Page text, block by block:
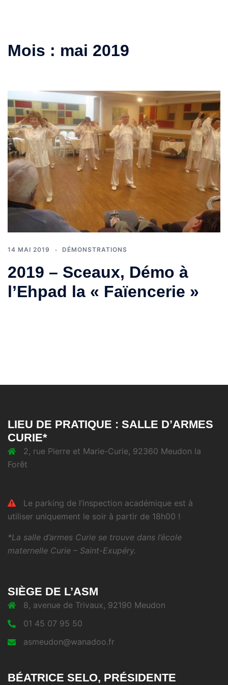
Mois : mai 2019
14 MAI 2019 DÉMONSTRATIONS
2019 – Sceaux, Démo à
l’Ehpad la « Faïencerie »
LIEU DE PRATIQUE : SALLE D’ARMES
CURIE*
2, rue Pierre et Marie-Curie, 92360 Meudon la
Forêt
Le parking de l’inspection académique est à
utiliser uniquement le soir à partir de 18h00 !
*La salle d’armes Curie se trouve dans l’école
maternelle Curie – Saint-Exupéry.
SIÈGE DE L’ASM
8, avenue de Trivaux, 92190 Meudon
01 45 07 95 50
asmeudon@wanadoo.fr
BÉATRICE SELO, PRÉSIDENTE